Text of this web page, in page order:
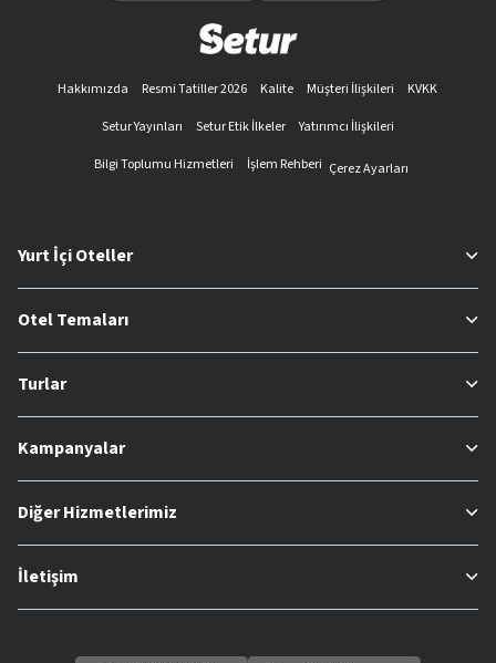
Hakkımızda Resmi Tatiller 2026 Kalite Müşteri İlişkileri
KVKK
Setur Yayınları
Setur Etik İlkeler
Yatırımcı İlişkileri
Bilgi Toplumu Hizmetleri
İşlem Rehberi Çerez Ayarları
Yurt İçi Oteller
Otel Temaları
Turlar
Kampanyalar
Diğer Hizmetlerimiz
İletişim